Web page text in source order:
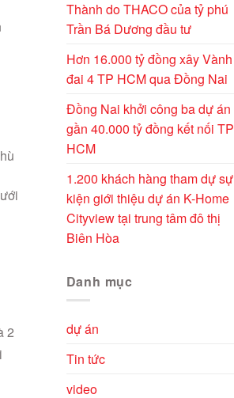
2
Thành do THACO của tỷ phú
Trần Bá Dương đầu tư
Hơn 16.000 tỷ đồng xây Vành
đai 4 TP HCM qua Đồng Nai
Đồng Nai khởi công ba dự án
gần 40.000 tỷ đồng kết nối TP
HCM
1.200 khách hàng tham dự sự
kiện giới thiệu dự án K-Home
Cityview tại trung tâm đô thị
Biên Hòa
Danh mục
dự án
Tin tức
video